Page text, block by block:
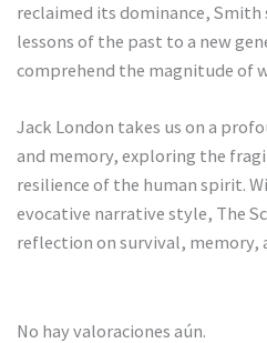
reclaimed its dominance,
lessons of the past to a new
comprehend the magnitude of
Jack London takes us on a
and memory, exploring the
resilience of the human spirit.
evocative narrative style, The
reflection on survival, memory,
No hay valoraciones aún.